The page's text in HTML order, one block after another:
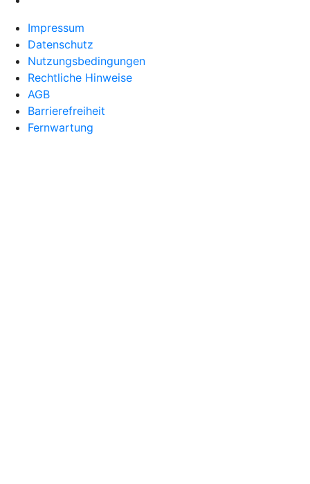
Impressum
Datenschutz
Nutzungsbedingungen
Rechtliche Hinweise
AGB
Barrierefreiheit
Fernwartung